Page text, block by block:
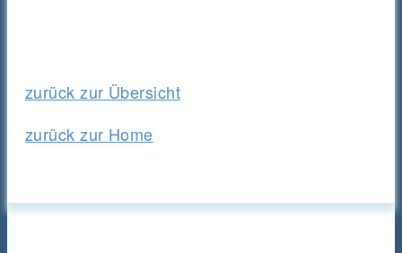
zurück zur Übersicht
zurück zur Home